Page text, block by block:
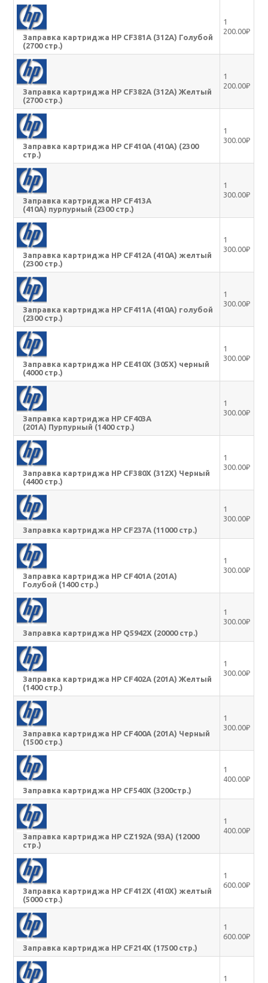
Заправка картриджа HP CF381A (312A) Голубой
(2700 стр.)
1
200.00₽
Заправка картриджа HP CF382A (312A) Желтый
(2700 стр.)
1
200.00₽
Заправка картриджа HP CF410A (410A) (2300
стр.)
1
300.00₽
Заправка картриджа HP CF413A
(410A) пурпурный (2300 стр.)
1
300.00₽
Заправка картриджа HP CF412A (410A) желтый
(2300 стр.)
1
300.00₽
Заправка картриджа HP CF411A (410A) голубой
(2300 стр.)
1
300.00₽
Заправка картриджа HP CE410X (305X) черный
(4000 стр.)
1
300.00₽
Заправка картриджа HP CF403A
(201A) Пурпурный (1400 стр.)
1
300.00₽
Заправка картриджа HP CF380X (312X) Черный
(4400 стр.)
1
300.00₽
Заправка картриджа HP CF237A (11000 стр.)
1
300.00₽
Заправка картриджа HP CF401A (201A)
Голубой (1400 стр.)
1
300.00₽
Заправка картриджа HP Q5942X (20000 стр.)
1
300.00₽
Заправка картриджа HP CF402A (201A) Желтый
(1400 стр.)
1
300.00₽
Заправка картриджа HP CF400A (201A) Черный
(1500 стр.)
1
300.00₽
Заправка картриджа HP CF540X (3200стр.)
1
400.00₽
Заправка картриджа HP CZ192A (93A) (12000
стр.)
1
400.00₽
Заправка картриджа HP CF412X (410X) желтый
(5000 стр.)
1
600.00₽
Заправка картриджа HP CF214X (17500 стр.)
1
600.00₽
1